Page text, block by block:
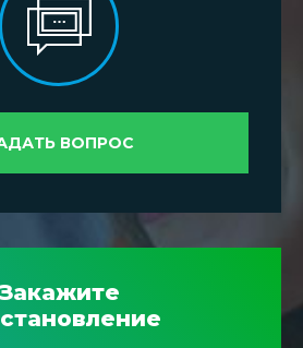
ВОПРОС